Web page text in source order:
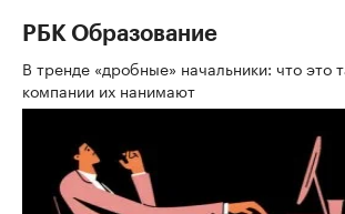
РБК Образование
В тренде «дробные» начальники: что это
компании их нанимают